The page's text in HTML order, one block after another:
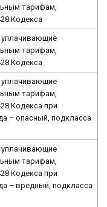
тарифам,
Кодекса
тарифам,
Кодекса
тарифам,
Кодекса при
– опасный, подкласса
тарифам,
Кодекса при
– вредный, подкласса